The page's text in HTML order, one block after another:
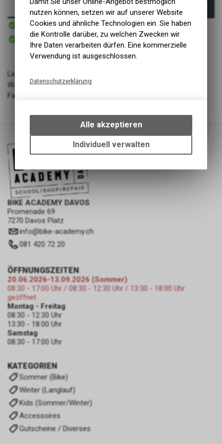
In den Warenkorb
Sofort verfügbar
Sofort abholbar
Abholung BIKE ACADEMY DAVOS
Lieferant: Namuk
Warengruppe: Bekleidung - Kinder
Farbe: Terra / Wasabi
BIKE ACADEMY DAVOS
Promenade 69
7270 Davos Platz
info@bike-academy.ch
081 420 72 20
KATEGORIEN
Sommer (Bike)
Winter (Langlauf)
Kids (Sommer/Winter)
Accessoires
Gutscheine / Diverses
ÖFFNUNGSZEITEN
20.06.2026-13.09.2026 (Sommer)
08:30 - 17:00 Uhr / 08:30 - 12:30 Uhr / 13:30 - 18:00 Uhr
geöffnet
Montag - Freitag
08:30 - 12:30 Uhr
13:30 - 18:00 Uhr
Samstag
08:30 - 17:00 Uhr
nutzen können, setzen wir auf unserer Website
Cookies und ähnliche Technologien ein. Sie haben
die Kontrolle darüber, zu welchen Zwecken wir
Ihre Daten verarbeiten dürfen. Eine kommerzielle
Verwendung ist ausgeschlossen.
Datenschutzerklärung
bestimmte Interaktionen und
Einstellungen auf Ihrem Gerät,
um die grundlegenden
Funktionen unseres Online-
des Warenkorbs, zu
ermöglichen. Bitte beachten Sie,
dass die gespeicherten Daten
keinerlei Rückschlüsse auf Ihre
Alle akzeptieren
Individuell verwalten